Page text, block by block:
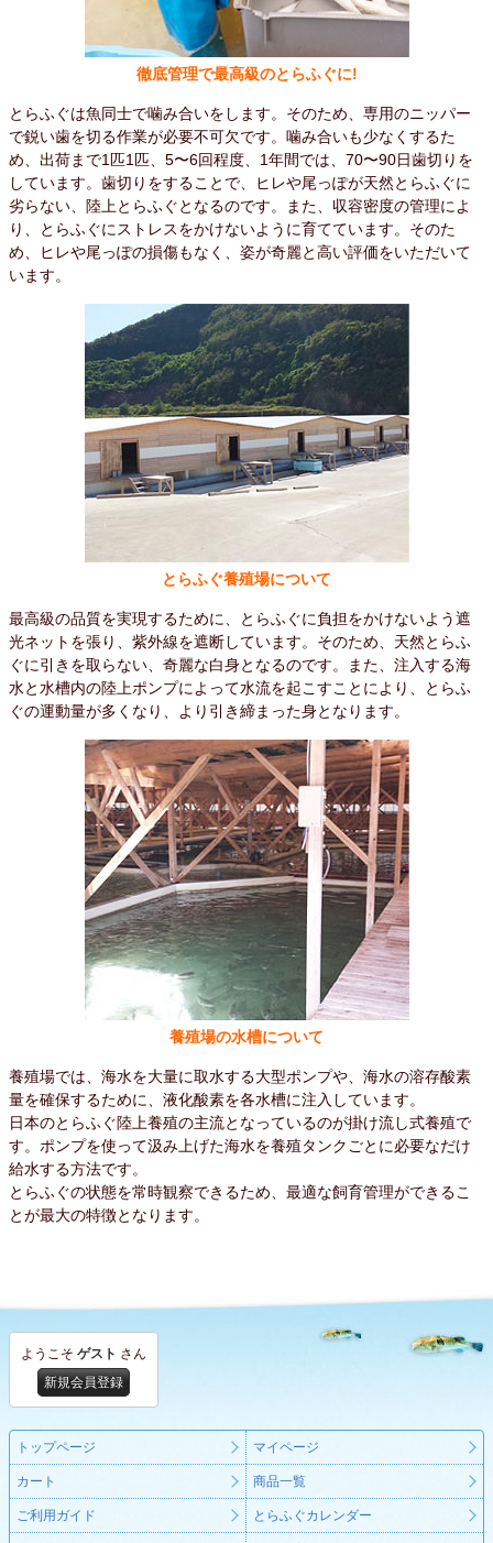
徹底管理で最高級のとらふぐに!
とらふぐは魚同士で噛み合いをします。そのため、専用のニッパー
で鋭い歯を切る作業が必要不可欠です。噛み合いも少なくするた
め、出荷まで1匹1匹、5〜6回程度、1年間では、70〜90日歯切りを
しています。歯切りをすることで、ヒレや尾っぽが天然とらふぐに
劣らない、陸上とらふぐとなるのです。また、収容密度の管理によ
り、とらふぐにストレスをかけないように育てています。そのた
め、ヒレや尾っぽの損傷もなく、姿が奇麗と高い評価をいただいて
います。
とらふぐ養殖場について
最高級の品質を実現するために、とらふぐに負担をかけないよう遮
光ネットを張り、紫外線を遮断しています。そのため、天然とらふ
ぐに引きを取らない、奇麗な白身となるのです。また、注入する海
水と水槽内の陸上ポンプによって水流を起こすことにより、とらふ
ぐの運動量が多くなり、より引き締まった身となります。
養殖場の水槽について
養殖場では、海水を大量に取水する大型ポンプや、海水の溶存酸素
量を確保するために、液化酸素を各水槽に注入しています。
日本のとらふぐ陸上養殖の主流となっているのが掛け流し式養殖で
す。ポンプを使って汲み上げた海水を養殖タンクごとに必要なだけ
給水する方法です。
とらふぐの状態を常時観察できるため、最適な飼育管理ができるこ
とが最大の特徴となります。
ようこそ ゲスト さん
新規会員登録
トップページ マイページ
カート 商品一覧
ご利用ガイド とらふぐカレンダー